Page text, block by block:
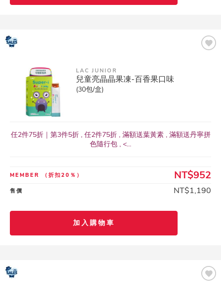
LAC JUNIOR
兒童亮晶晶果凍-百香果口味
(30包/盒)
任2件75折｜第3件5折 , 任2件75折 , 滿額送葉黃素 , 滿額送丹寧拼
色隨行包 , <...
MEMBER （折扣20％） NT$952
售價 NT$1,190
加入購物車